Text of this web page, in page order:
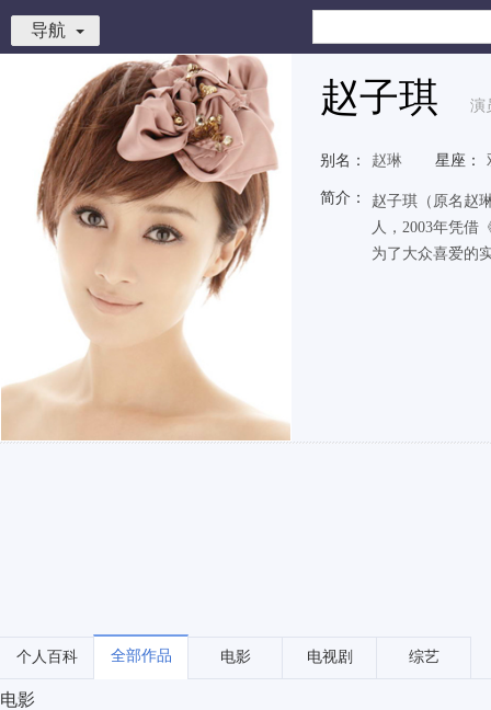
导航
赵子琪 演
别名： 赵琳 星座：
简介：
赵子琪（原名赵
人，2003年凭借
为了大众喜爱的
个人百科 全部作品 电影 电视剧 综艺
电影